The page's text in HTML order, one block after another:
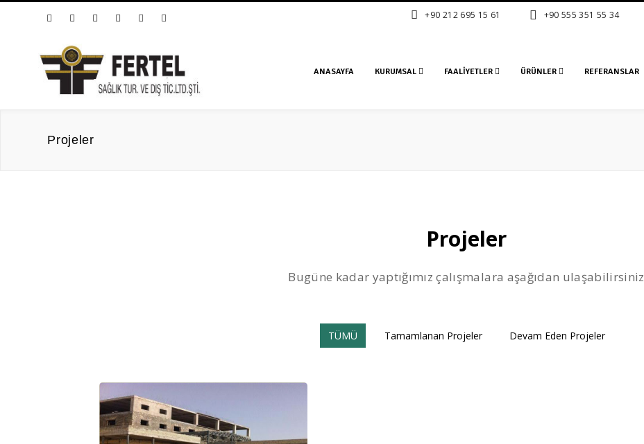
+90 212 695 15 61 +90 555 351 55 34
ANASAYFA KURUMSAL FAALIYETLER ÜRÜNLER REFERANSLAR
Projeler
Projeler
Bugüne kadar yaptığımız çalışmalara aşağıdan ulaşabilirsiniz
TÜMÜ Tamamlanan Projeler Devam Eden Projeler